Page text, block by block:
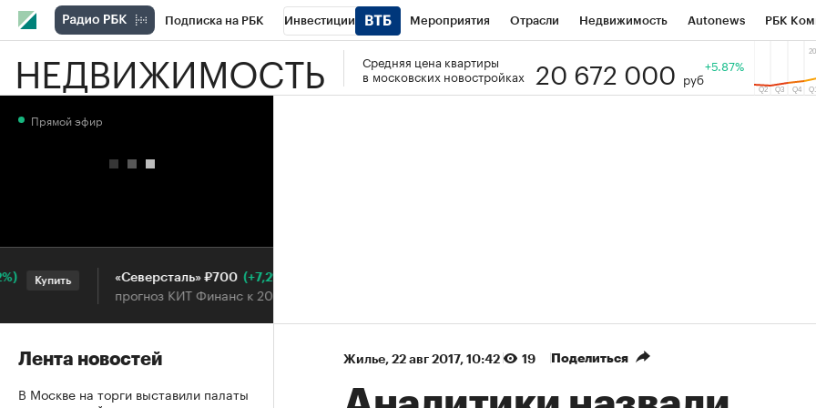
Подписка на РБК Инвестиции Мероприятия Отрасли Недвижимость Autonews РБК
РБК Вино Спорт Школа управления РБК РБК Образование Тренды
НЕДВИЖИМОСТЬ
Средняя цена квартиры
в московских новостройках
20 672 000 руб
+5.87%
Жилье⁠, 22 авг 2017, 10:42 19 Поделиться
Прямой эфир
Купить «Северсталь» ₽700 (+7,2%)
прогноз КИТ Финанс к 20.07.27
Лента новостей
В Москве на торги выставили палаты